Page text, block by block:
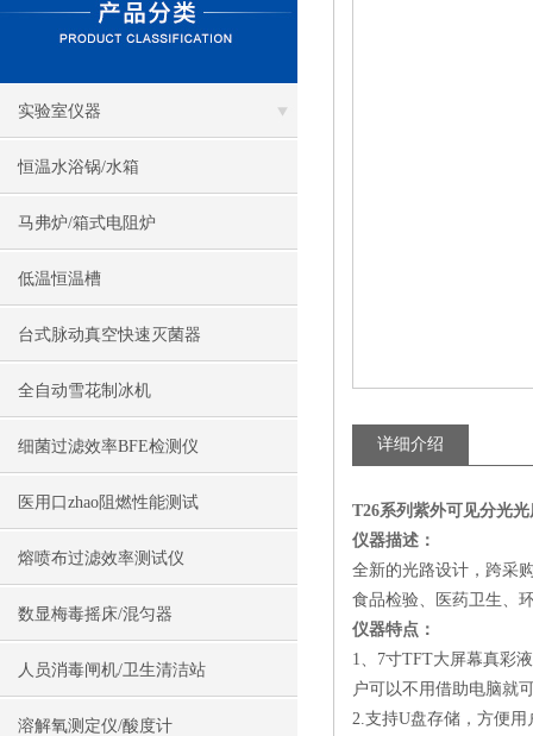
实验室仪器
恒温水浴锅/水箱
马弗炉/箱式电阻炉
低温恒温槽
台式脉动真空快速灭菌器
全自动雪花制冰机
细菌过滤效率BFE检测仪
医用口zhao阻燃性能测试
熔喷布过滤效率测试仪
数显梅毒摇床/混匀器
人员消毒闸机/卫生清洁站
溶解氧测定仪/酸度计
详细介绍
T26系列紫外可见分光光
仪器描述：
全新的光路设计，跨采
食品检验、医药卫生、
仪器特点：
1、7寸TFT大屏幕真彩
户可以不用借助电脑就
2.支持U盘存储，方便